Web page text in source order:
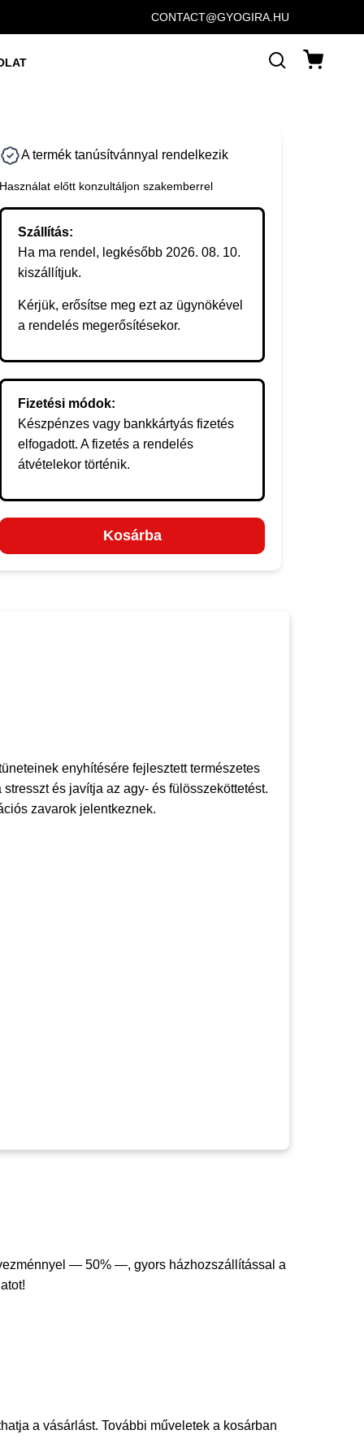
CONTACT@GYOGIRA.HU
A termék tanúsítvánnyal rendelkezik
Használat előtt konzultáljon szakemberrel
Szállítás:
Ha ma rendel, legkésőbb 2026. 08. 10.
kiszállítjuk.
Kérjük, erősítse meg ezt az ügynökével
a rendelés megerősítésekor.
Fizetési módok:
Készpénzes vagy bankkártyás fizetés
elfogadott. A fizetés a rendelés
átvételekor történik.
Kosárba
enyhítésére fejlesztett természetes
és javítja az agy- és fülösszeköttetést.
zavarok jelentkeznek.
— 50% —, gyors házhozszállítással a
a vásárlást. További műveletek a kosárban